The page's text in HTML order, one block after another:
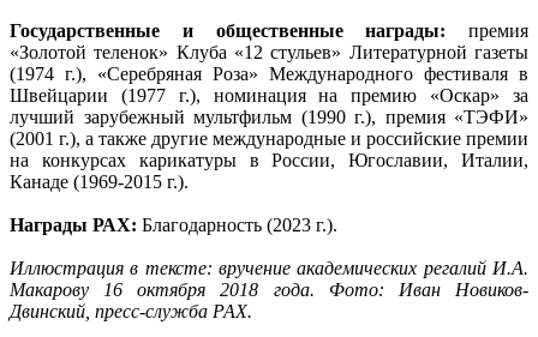
Государственные и общественные награды: премия
«Золотой теленок» Клуба «12 стульев» Литературной газеты
(1974 г.), «Серебряная Роза» Международного фестиваля в
Швейцарии (1977 г.), номинация на премию «Оскар» за
лучший зарубежный мультфильм (1990 г.), премия «ТЭФИ»
(2001 г.), а также другие международные и российские премии
на конкурсах карикатуры в России, Югославии, Италии,
Канаде (1969-2015 г.).
Награды РАХ: Благодарность (2023 г.).
Иллюстрация в тексте: вручение академических регалий И.А.
Макарову 16 октября 2018 года. Фото: Иван Новиков-
Двинский, пресс-служба РАХ.